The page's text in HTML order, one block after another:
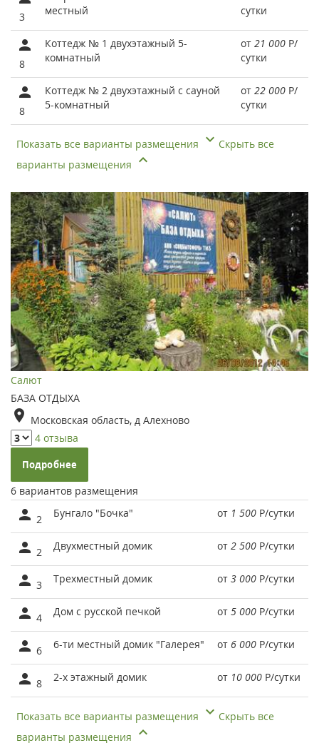
3
местный
сутки
8
Коттедж № 1 двухэтажный 5-
комнатный
от 21 000 Р/
сутки
8
Коттедж № 2 двухэтажный с сауной
5-комнатный
от 22 000 Р/
сутки
Показать все варианты размещения
Скрыть все
варианты размещения
Салют
БАЗА ОТДЫХА
Московская область, д Алехново
4 отзыва
Подробнее
6 вариантов размещения
2 Бунгало "Бочка" от 1 500 Р/сутки
2 Двухместный домик от 2 500 Р/сутки
3 Трехместный домик от 3 000 Р/сутки
4 Дом с русской печкой от 5 000 Р/сутки
6 6-ти местный домик "Галерея" от 6 000 Р/сутки
8 2-х этажный домик от 10 000 Р/сутки
Показать все варианты размещения
Скрыть все
варианты размещения